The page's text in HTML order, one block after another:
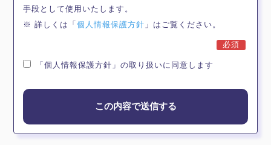
手段として使用いたします。
※ 詳しくは「個人情報保護方針 」はご覧ください。
必須
「個人情報保護方針」の取り扱いに同意します